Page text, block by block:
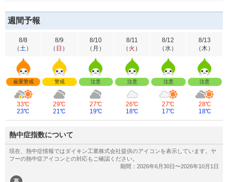
週間予報
8/8
（土）
厳重警戒
33℃
23℃
8/9
（ 日 ）
警戒
29℃
21℃
8/10
（ 月 ）
注意
27℃
19℃
8/11
（ 火 ）
注意
26℃
18℃
8/12
（水）
注意
27℃
17℃
8/13
（木）
注意
28℃
18℃
熱中症指数について